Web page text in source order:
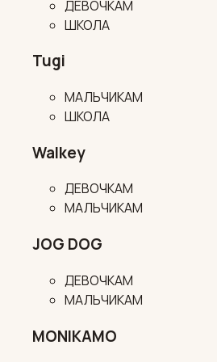
ДЕВОЧКАМ
ШКОЛА
Tugi
МАЛЬЧИКАМ
ШКОЛА
Walkey
ДЕВОЧКАМ
МАЛЬЧИКАМ
JOG DOG
ДЕВОЧКАМ
МАЛЬЧИКАМ
MONIKAMO